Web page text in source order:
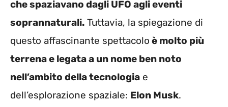
che spaziavano dagli UFO agli eventi
soprannaturali. Tuttavia, la spiegazione di
questo affascinante spettacolo è molto più
terrena e legata a un nome ben noto
nell’ambito della tecnologia e
dell’esplorazione spaziale: Elon Musk.